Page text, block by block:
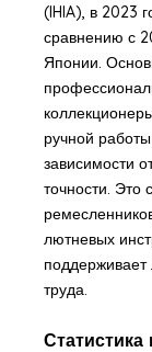
(IHIA), в 2023
сравнению с
Японии.
ручной
зависимости
точности. Это
лютневых
поддерживает
труда.